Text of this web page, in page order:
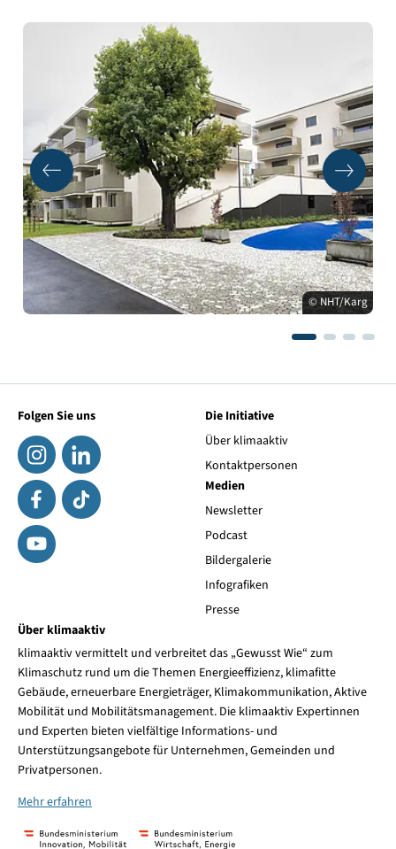
© NHT/Karg
Folgen Sie uns
Die Initiative
Über klimaaktiv
Kontaktpersonen
Medien
Newsletter
Podcast
Bildergalerie
Infografiken
Presse
Über klimaaktiv
klimaaktiv vermittelt und verbreitet das „Gewusst Wie“ zum
Klimaschutz rund um die Themen Energieeffizienz, klimafitte
Gebäude, erneuerbare Energieträger, Klimakommunikation, Aktive
Mobilität und Mobilitätsmanagement. Die klimaaktiv Expertinnen
und Experten bieten vielfältige Informations- und
Unterstützungsangebote für Unternehmen, Gemeinden und
Privatpersonen.
Mehr erfahren